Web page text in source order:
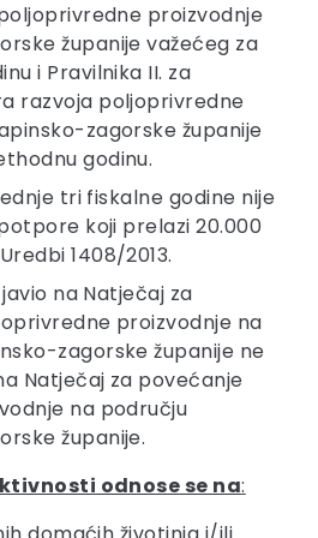
proizvodnje
županije važećeg za
i Pravilnika II. za
razvoja poljoprivredne
zagorske županije
godinu.
tri fiskalne godine nije
koji prelazi 20.000
1408/2013.
na Natječaj za
proizvodnje na
zagorske županije ne
Natječaj za povećanje
na području
županije.
odnose se na: